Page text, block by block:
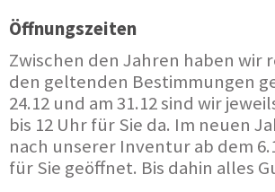
Öffnungszeiten
Zwischen den Jahren haben wir
den geltenden Bestimmungen
24.12 und am 31.12 sind wir
bis 12 Uhr für Sie da. Im neuen
nach unserer Inventur ab dem
für Sie geöffnet. Bis dahin alles